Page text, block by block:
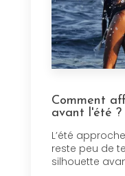
Comment
avant l'été ?
L’été
reste peu de
silhouette